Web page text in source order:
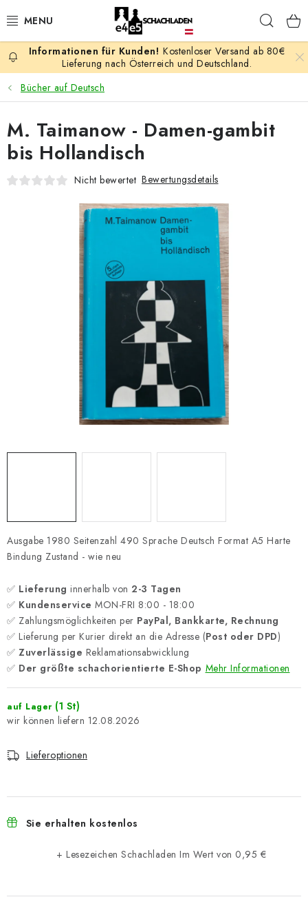
Inhalt
AKTION
SCHACHSPIELE
SCHACHFIGUREN
SCHACHUHREN
SCHACHBÜCHER
SCHACH-ANTIQUITÄTENLADEN
SCHACH-MERCH
SCHACH GESCHENKE
GESCHÄFTSBEDINGUNGEN
KONTAKT
Kostenloser Versand ab 80€
Lieferung nach Österreich und Deutschland.
Bücher auf Deutsch
Ausgabe 1980 Seitenzahl 490 Sprache Deutsch Format A5 Harte
Bindung Zustand - wie neu
✅ Lieferung innerhalb von 2-3 Tagen
✅ Kundenservice MON-FRI 8:00 - 18:00
✅ Zahlungsmöglichkeiten per PayPal, Bankkarte, Rechnung
✅ Lieferung per Kurier direkt an die Adresse (Post oder DPD)
✅ Zuverlässige Reklamationsabwicklung
✅ Der größte schachorientierte E-Shop Mehr Informationen
auf Lager (1 St)
12.08.2026
Lieferoptionen
Sie erhalten kostenlos
+ Lesezeichen Schachladen Im Wert von 0,95 €
M. Taimanow - Damen-gambit
bis Hollandisch
Nicht bewertet Bewertungsdetails